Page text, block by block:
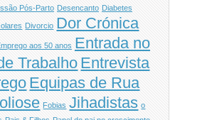
Pós-Parto Desencanto Diabetes
Divorcio Dor Crónica
aos 50 anos Entrada no
TrabalhoEntrevista
Equipas de Rua
Fobias Jihadistas o